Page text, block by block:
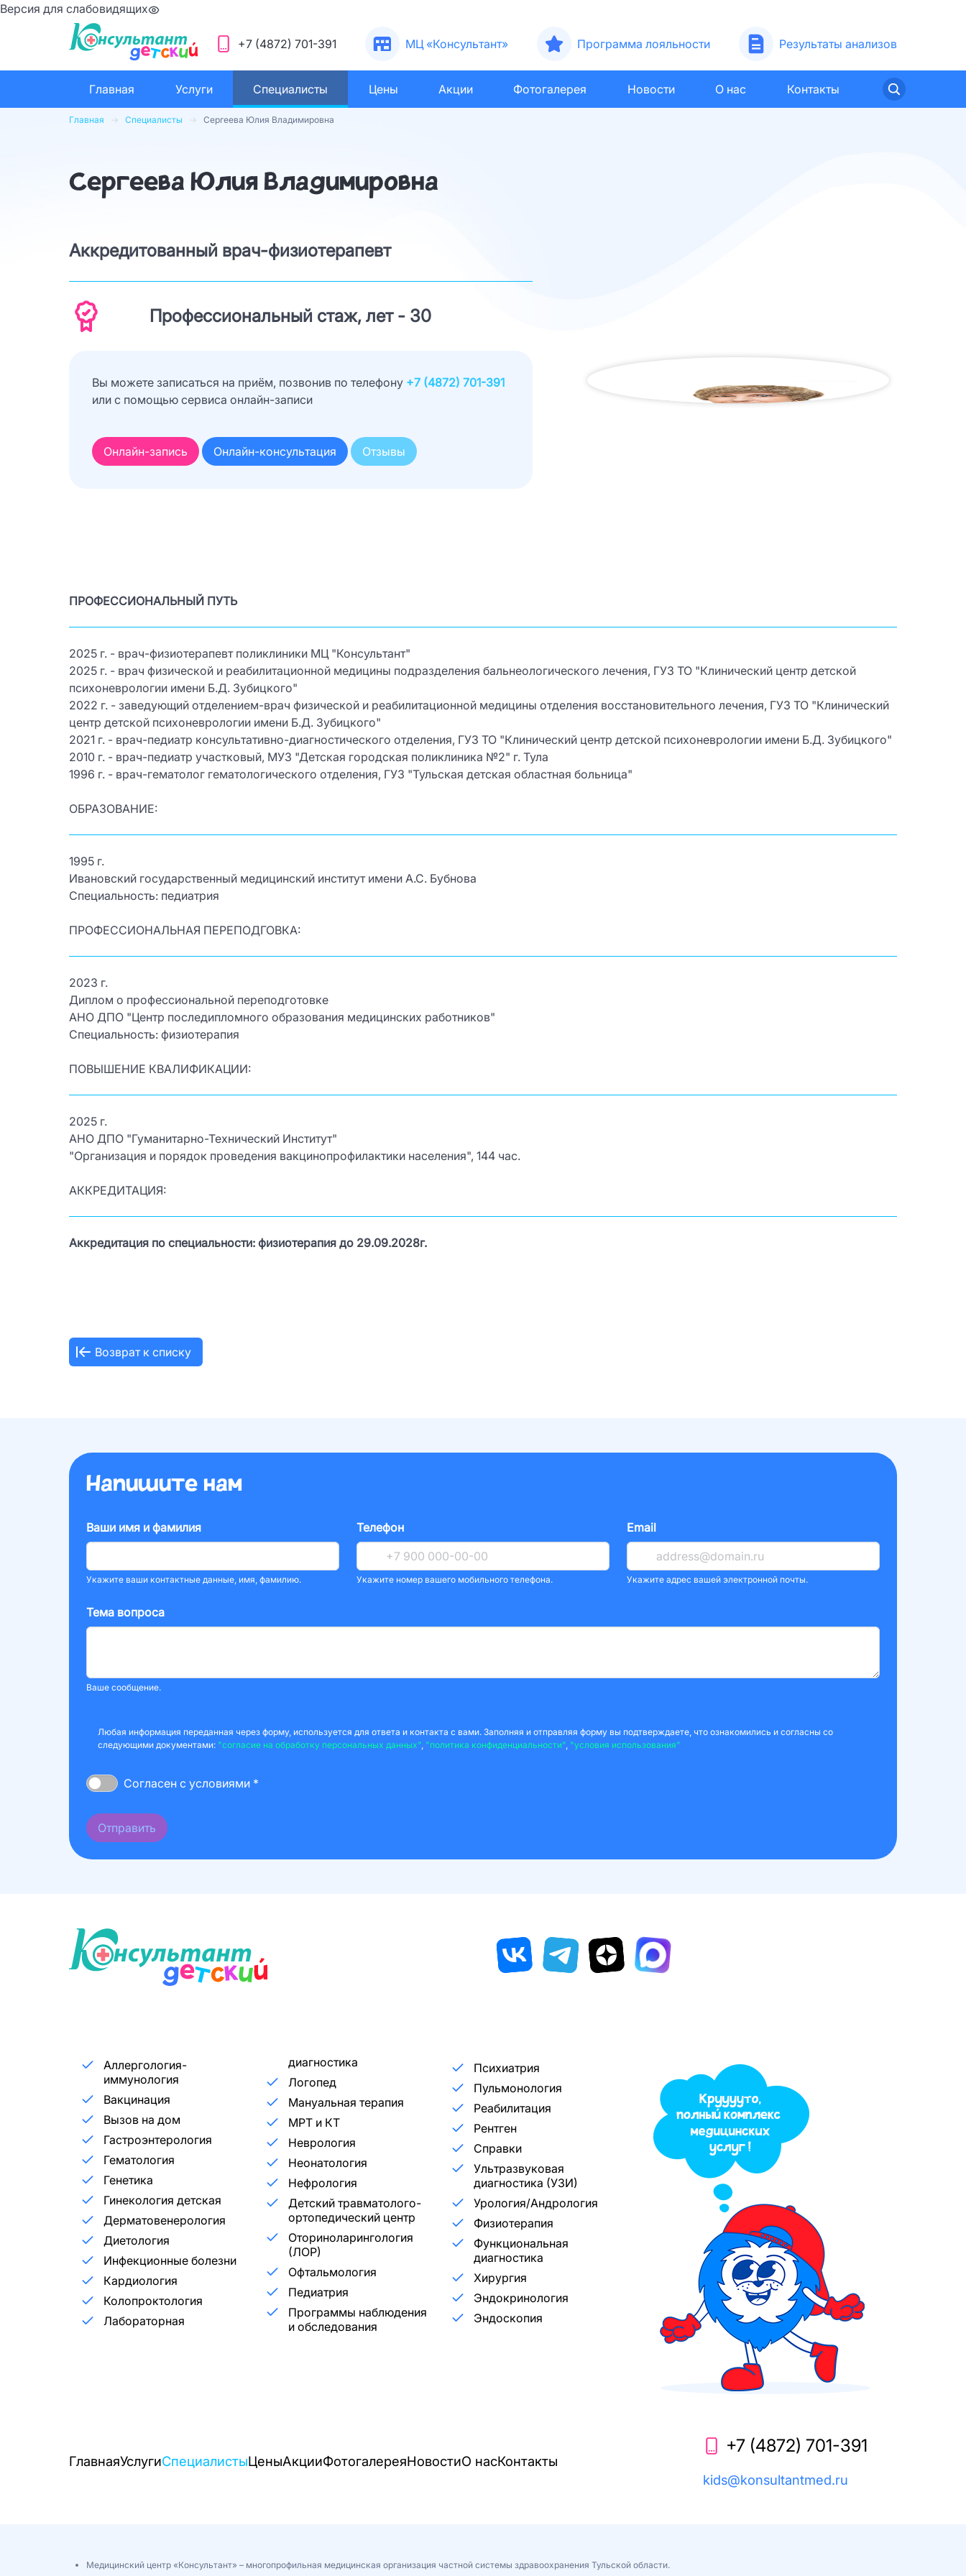
Версия для слабовидящих
+7 (4872) 701-391 МЦ «Консультант» Программа лояльности Результаты анализов
Главная Услуги Специалисты Цены Акции Фотогалерея Новости О нас Контакты
Главная Специалисты Сергеева Юлия Владимировна
Сергеева Юлия Владимировна
Аккредитованный врач-физиотерапевт
Профессиональный стаж, лет - 30
Вы можете записаться на приём, позвонив по телефону +7 (4872) 701-391
или с помощью сервиса онлайн-записи
Онлайн-запись Онлайн-консультация Отзывы
ПРОФЕССИОНАЛЬНЫЙ ПУТЬ
2025 г. - врач-физиотерапевт поликлиники МЦ "Консультант"
2025 г. - врач физической и реабилитационной медицины подразделения бальнеологического лечения, ГУЗ ТО "Клинический центр детской
психоневрологии имени Б.Д. Зубицкого"
2022 г. - заведующий отделением-врач физической и реабилитационной медицины отделения восстановительного лечения, ГУЗ ТО "Клинический
центр детской психоневрологии имени Б.Д. Зубицкого"
2021 г. - врач-педиатр консультативно-диагностического отделения, ГУЗ ТО "Клинический центр детской психоневрологии имени Б.Д. Зубицкого"
2010 г. - врач-педиатр участковый, МУЗ "Детская городская поликлиника №2" г. Тула
1996 г. - врач-гематолог гематологического отделения, ГУЗ "Тульская детская областная больница"
ОБРАЗОВАНИЕ:
1995 г.
Ивановский государственный медицинский институт имени А.С. Бубнова
Специальность: педиатрия
ПРОФЕССИОНАЛЬНАЯ ПЕРЕПОДГОВКА:
2023 г.
Диплом о профессиональной переподготовке
АНО ДПО "Центр последипломного образования медицинских работников"
Специальность: физиотерапия
ПОВЫШЕНИЕ КВАЛИФИКАЦИИ:
2025 г.
АНО ДПО "Гуманитарно-Технический Институт"
"Организация и порядок проведения вакцинопрофилактики населения", 144 час.
АККРЕДИТАЦИЯ:
Аккредитация по специальности: физиотерапия до 29.09.2028г.
Возврат к списку
Напишите нам
Ваши имя и фамилия
Укажите ваши контактные данные, имя, фамилию.
Телефон
Укажите номер вашего мобильного телефона.
Email
Укажите адрес вашей электронной почты.
Тема вопроса
Ваше сообщение.
Любая информация переданная через форму, используется для ответа и контакта с вами. Заполняя и отправляя форму вы подтверждаете, что ознакомились и согласны со
следующими документами: "согласие на обработку персональных данных", "политика конфиденциальности", "условия использования"
Согласен с условиями *
Отправить
Аллергология-
иммунология
Вакцинация
Вызов на дом
Гастроэнтерология
Гематология
Генетика
Гинекология детская
Дерматовенерология
Диетология
Инфекционные болезни
Кардиология
Колопроктология
Лабораторная
диагностика
Логопед
Мануальная терапия
МРТ и КТ
Неврология
Неонатология
Нефрология
Детский травматолого-
ортопедический центр
Оториноларингология
(ЛОР)
Офтальмология
Педиатрия
Программы наблюдения
и обследования
Психиатрия
Пульмонология
Реабилитация
Рентген
Справки
Ультразвуковая
диагностика (УЗИ)
Урология/Андрология
Физиотерапия
Функциональная
диагностика
Хирургия
Эндокринология
Эндоскопия
ГлавнаяУслугиСпециалистыЦеныАкцииФотогалереяНовостиО насКонтакты
+7 (4872) 701-391
kids@konsultantmed.ru
Медицинский центр «Консультант» – многопрофильная медицинская организация частной системы здравоохранения Тульской области.